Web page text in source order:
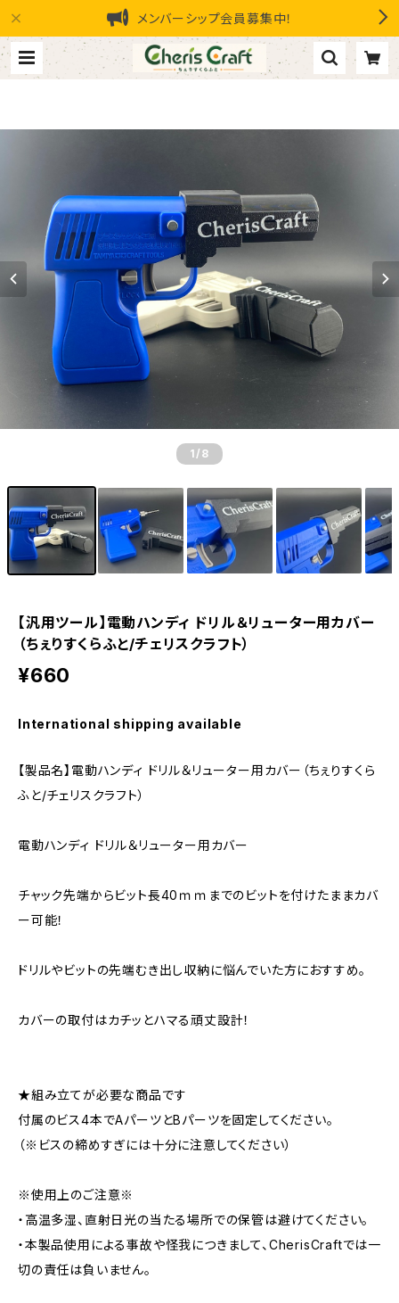
メンバーシップ会員募集中！
1 /8
【汎用ツール】電動ハンディ ドリル＆リューター用カバー
（ちぇりすくらふと/チェリスクラフト）
¥660
International shipping available
【製品名】電動ハンディ ドリル＆リューター用カバー（ちぇりすくら
ふと/チェリスクラフト）
電動ハンディ ドリル＆リューター用カバー
チャック先端からビット長40ｍｍまでのビットを付けたままカバ
ー可能！
ドリルやビットの先端むき出し収納に悩んでいた方におすすめ。
カバーの取付はカチッとハマる頑丈設計！
★組み立てが必要な商品です
付属のビス4本でAパーツとBパーツを固定してください。
（※ビスの締めすぎには十分に注意してください）
※使用上のご注意※
・高温多湿、直射日光の当たる場所での保管は避けてください。
・本製品使用による事故や怪我につきまして、CherisCraftでは一
切の責任は負いません。